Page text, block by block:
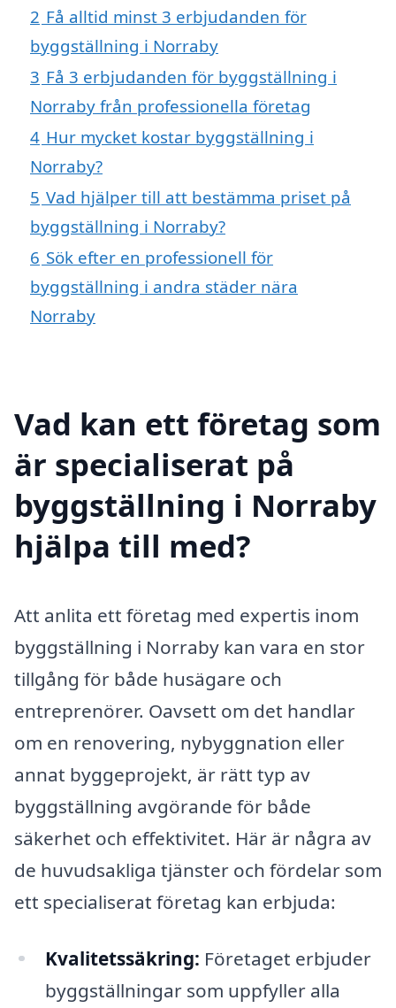
2 Få alltid minst 3 erbjudanden för
byggställning i Norraby
3 Få 3 erbjudanden för byggställning i
Norraby från professionella företag
4 Hur mycket kostar byggställning i
Norraby?
5 Vad hjälper till att bestämma priset på
byggställning i Norraby?
6 Sök efter en professionell för
byggställning i andra städer nära
Norraby
Vad kan ett företag som
är specialiserat på
byggställning i Norraby
hjälpa till med?
Att anlita ett företag med expertis inom
byggställning i Norraby kan vara en stor
tillgång för både husägare och
entreprenörer. Oavsett om det handlar
om en renovering, nybyggnation eller
annat byggeprojekt, är rätt typ av
byggställning avgörande för både
säkerhet och effektivitet. Här är några av
de huvudsakliga tjänster och fördelar som
ett specialiserat företag kan erbjuda:
Kvalitetssäkring: Företaget erbjuder
byggställningar som uppfyller alla